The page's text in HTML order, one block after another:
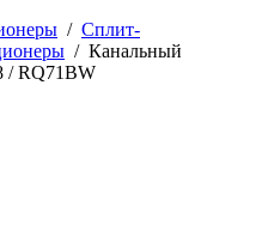
/ Сплит-
/ Канальный
/ RQ71BW